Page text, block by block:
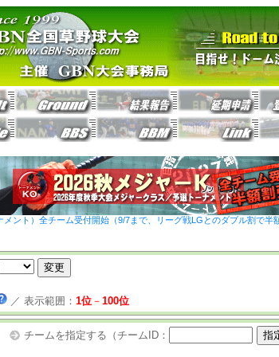
メント）全チーム受付開始（9/7まで、リーグ戦LGとのダブル割で半
／ 表示範囲： 1位－ 100位
チームを指定する（チームID：